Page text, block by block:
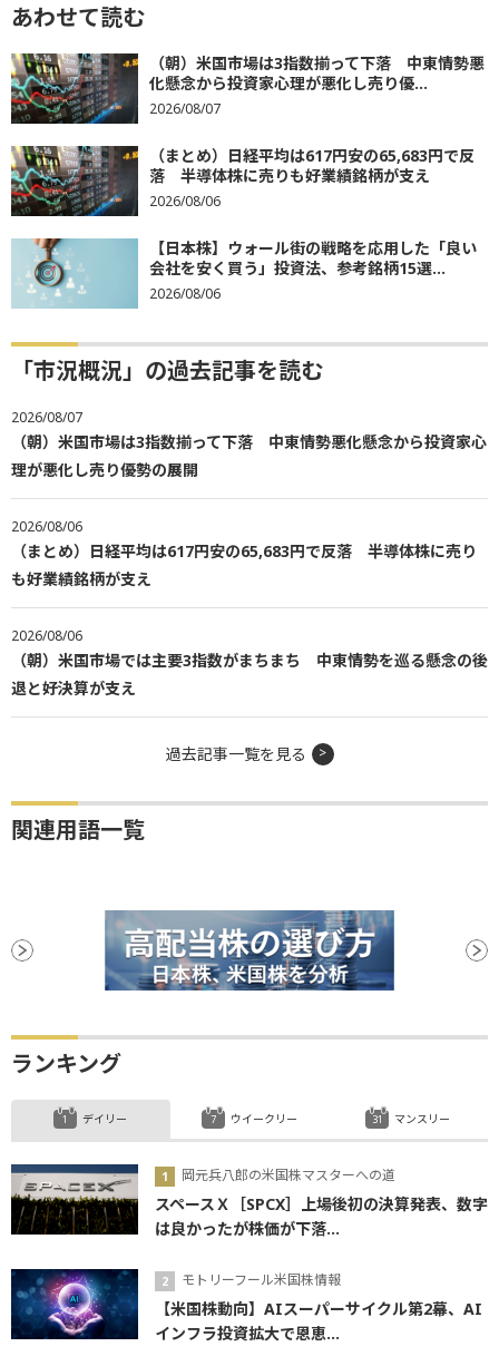
あわせて読む
（朝）米国市場は3指数揃って下落 中東情勢悪
化懸念から投資家心理が悪化し売り優...
2026/08/07
（まとめ）日経平均は617円安の65,683円で反
落 半導体株に売りも好業績銘柄が支え
2026/08/06
【日本株】ウォール街の戦略を応用した「良い
会社を安く買う」投資法、参考銘柄15選...
2026/08/06
「市況概況」の過去記事を読む
2026/08/07
（朝）米国市場は3指数揃って下落 中東情勢悪化懸念から投資家心
理が悪化し売り優勢の展開
2026/08/06
（まとめ）日経平均は617円安の65,683円で反落 半導体株に売り
も好業績銘柄が支え
2026/08/06
（朝）米国市場では主要3指数がまちまち 中東情勢を巡る懸念の後
退と好決算が支え
過去記事一覧を見る
関連用語一覧
ランキング
デイリー
岡元兵八郎の米国株マスターへの道
スペースＸ［SPCX］上場後初の決算発表、数字
は良かったが株価が下落...
モトリーフール米国株情報
【米国株動向】AIスーパーサイクル第2幕、AI
インフラ投資拡大で恩恵...
ウイークリー マンスリー